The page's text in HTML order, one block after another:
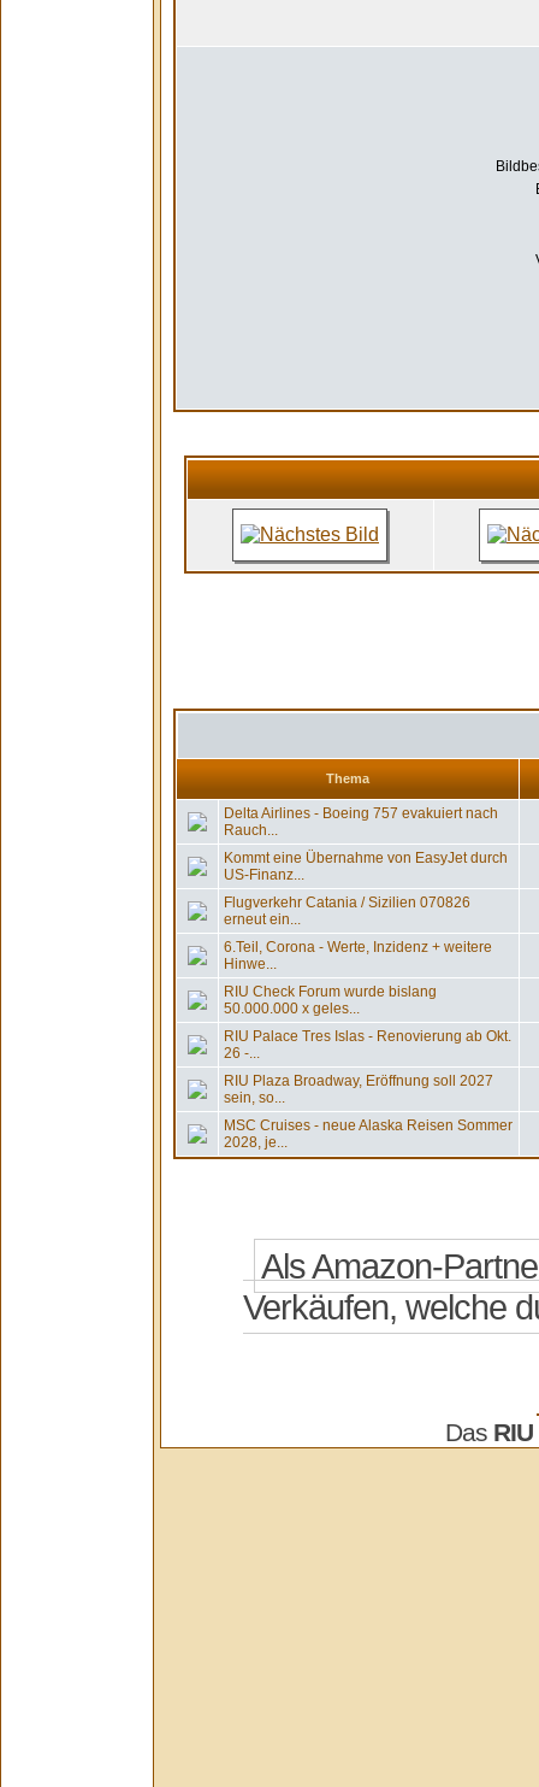
Thema
Delta Airlines - Boeing 757 evakuiert nach
Rauch...
Kommt eine Übernahme von EasyJet durch
US-Finanz...
Flugverkehr Catania / Sizilien 070826
erneut ein...
6.Teil, Corona - Werte, Inzidenz + weitere
Hinwe...
RIU Check Forum wurde bislang
50.000.000 x geles...
RIU Palace Tres Islas - Renovierung ab Okt.
26 -...
RIU Plaza Broadway, Eröffnung soll 2027
sein, so...
MSC Cruises - neue Alaska Reisen Sommer
2028, je...
Das